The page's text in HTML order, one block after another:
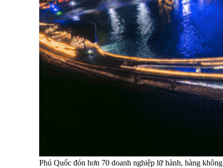
Phú Quốc đón hơn 70 doanh nghiệp lữ hành, hàng